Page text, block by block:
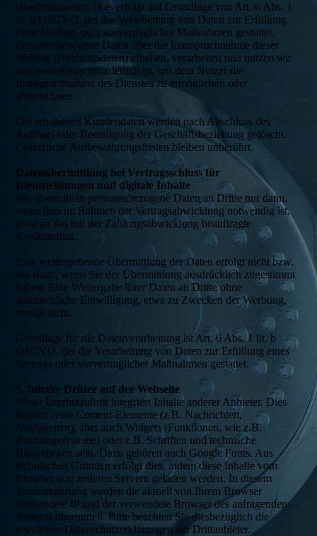
(Bestandsdaten). Dies erfolgt auf Grundlage von Art. 6 Abs. 1
lit. b DSGVO, der die Verarbeitung von Daten zur Erfüllung
eines Vertrags oder vorvertraglicher Maßnahmen gestattet.
Personenbezogene Daten über die Inanspruchnahme dieser
Website (Nutzungsdaten) erheben, verarbeiten und nutzen wir
nur, soweit dies erforderlich ist, um dem Nutzer die
Inanspruchnahme des Dienstes zu ermöglichen oder
abzurechnen.
Die erhobenen Kundendaten werden nach Abschluss des
Auftrags oder Beendigung der Geschäftsbeziehung gelöscht.
Gesetzliche Aufbewahrungsfristen bleiben unberührt.
Datenübermittlung bei Vertragsschluss für
Dienstleistungen und digitale Inhalte
Wir übermitteln personenbezogene Daten an Dritte nur dann,
wenn dies im Rahmen der Vertragsabwicklung notwendig ist,
etwa an das mit der Zahlungsabwicklung beauftragte
Kreditinstitut.
Eine weitergehende Übermittlung der Daten erfolgt nicht bzw.
nur dann, wenn Sie der Übermittlung ausdrücklich zugestimmt
haben. Eine Weitergabe Ihrer Daten an Dritte ohne
ausdrückliche Einwilligung, etwa zu Zwecken der Werbung,
erfolgt nicht.
Grundlage für die Datenverarbeitung ist Art. 6 Abs. 1 lit. b
DSGVO, der die Verarbeitung von Daten zur Erfüllung eines
Vertrags oder vorvertraglicher Maßnahmen gestattet.
5. Inhalte Dritter auf der Webseite
Unser Internetauftritt integriert Inhalte anderer Anbieter. Dies
können reine Content-Elemente (z.B. Nachrichten,
Neuigkeiten), aber auch Widgets (Funktionen, wie z.B.
Buchungssysteme) oder z.B. Schriften und technische
Bibliotheken sein. Dazu gehören auch Google Fonts. Aus
technischen Gründen erfolgt dies, indem diese Inhalte vom
Browser von anderen Servern geladen werden. In diesem
Zusammenhang werden die aktuell von Ihrem Browser
verwendete IP und der verwendete Browser des anfragenden
Systems übermittelt. Bitte beachten Sie diesbezüglich die
jeweiligen Datenschutzerklärungen der Drittanbieter.